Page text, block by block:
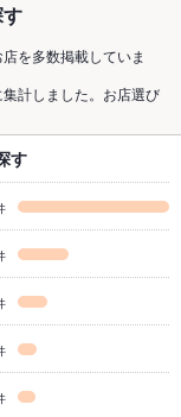
を多数掲載していま
計しました。お店選び
す